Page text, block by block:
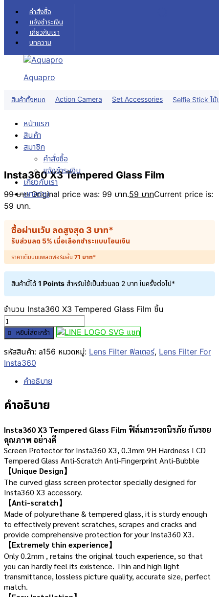
Skip to content
คำสั่งซื้อ
แจ้งชำระเงิน
เกี่ยวกับเรา
บทความ
Aquapro
สินค้าทั้งหมด Action Camera Set Accessories Selfie Stick ไม้
หน้าแรก
สินค้า
สมาชิก
คำสั่งซื้อ
แจ้งชำระเงิน
เกี่ยวกับเรา
บทความ
Insta360 X3 Tempered Glass Film
99บาท Original price was: 99 บาท.59 บาทCurrent price is:
59 บาท.
ซื้อผ่านเว็บ ลดสูงสุด 3 บาท*
รับส่วนลด 5% เมื่อเลือกชำระแบบโอนเงิน
ราคาเต็มบนแพลตฟอร์มอื่น 71 บาท*
สินค้านี้ได้ 1 Points สำหรับใช้เป็นส่วนลด 2 บาท ในครั้งต่อไป*
จำนวน Insta360 X3 Tempered Glass Film ชิ้น
หยิบใส่ตะกร้า
แชท
รหัสสินค้า: a156 หมวดหมู่: Lens Filter ฟิลเตอร์, Lens Filter For
Insta360
คำอธิบาย
คำอธิบาย
Insta360 X3 Tempered Glass Film ฟิล์มกระจกนิรภัย กันรอย
คุณภาพ อย่างดี
Screen Protector for Insta360 X3, 0.3mm 9H Hardness LCD
Tempered Glass Anti-Scratch Anti-Fingerprint Anti-Bubble
【Unique Design】
The curved glass screen protector specially designed for
Insta360 X3 accessory.
【Anti-scratch】
Made of polyurethane & tempered glass, it is sturdy enough
to effectively prevent scratches, scrapes and cracks and
provide comprehensive protection for your Insta360 X3.
【Extremely thin experience】
Only 0.2mm , retains the original touch experience, so that
you can hardly feel its existence. Thin and high light
transmittance, lossless picture quality, accurate size, perfect
match.